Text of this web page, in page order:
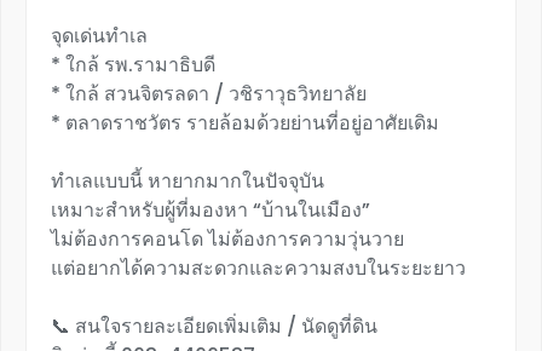
จุดเด่นทำเล
* ใกล้ รพ.รามาธิบดี
* ใกล้ สวนจิตรลดา / วชิราวุธวิทยาลัย
* ตลาดราชวัตร รายล้อมด้วยย่านที่อยู่อาศัยเดิม
ทำเลแบบนี้ หายากมากในปัจจุบัน
เหมาะสำหรับผู้ที่มองหา “บ้านในเมือง”
ไม่ต้องการคอนโด ไม่ต้องการความวุ่นวาย
แต่อยากได้ความสะดวกและความสงบในระยะยาว
📞 สนใจรายละเอียดเพิ่มเติม / นัดดูที่ดิน